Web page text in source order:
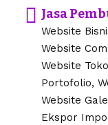
Jasa
Website
Website
Website
Portofolio,
Website
Ekspor